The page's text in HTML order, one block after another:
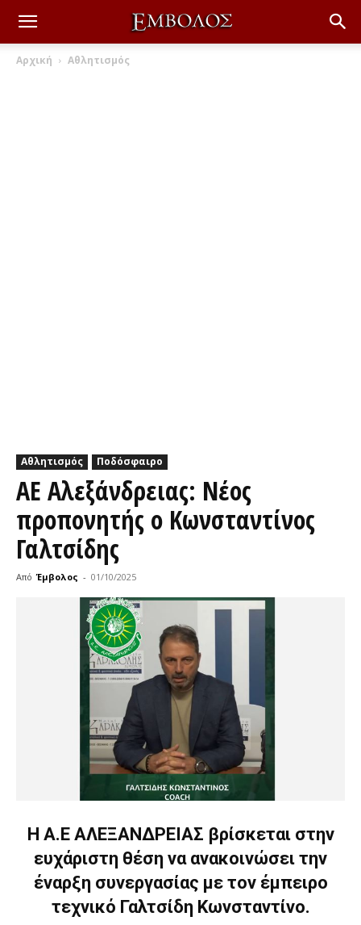
Αρχική Αθλητισμός
Αθλητισμός Ποδόσφαιρο
ΑΕ Αλεξάνδρειας: Νέος
προπονητής ο Κωνσταντίνος
Γαλτσίδης
Από Έμβολος - 01/10/2025
Η Α.Ε ΑΛΕΞΑΝΔΡΕΙΑΣ βρίσκεται στην
ευχάριστη θέση να ανακοινώσει την
έναρξη συνεργασίας με τον έμπειρο
τεχνικό Γαλτσίδη Κωνσταντίνο.